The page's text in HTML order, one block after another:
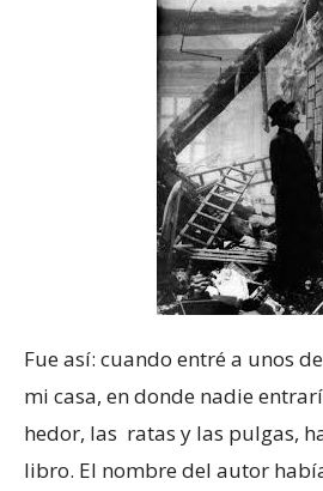
Fue así: cuando entré a unos
mi casa, en donde nadie
hedor, las ratas y las pulgas,
libro. El nombre del autor